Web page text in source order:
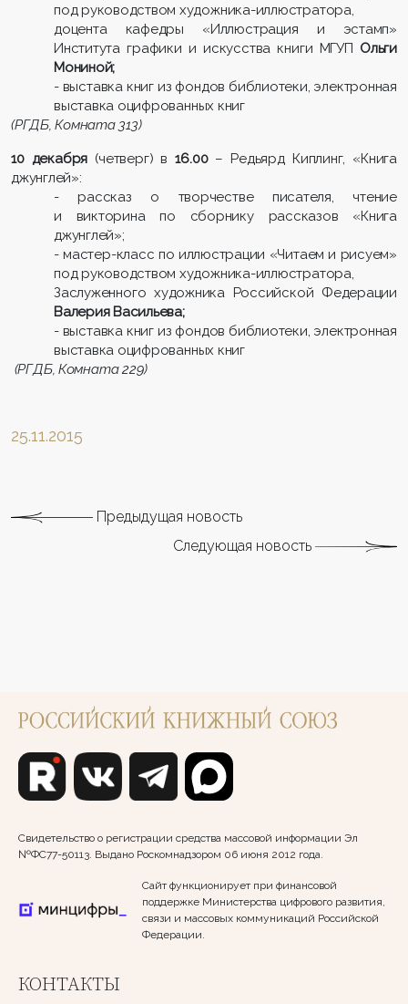
под руководством художника-иллюстратора,
доцента кафедры «Иллюстрация и эстамп»
Института графики и искусства книги МГУП Ольги
Мониной;
- выставка книг из фондов библиотеки, электронная
выставка оцифрованных книг
(РГДБ, Комната 313)
10 декабря (четверг) в16.00– Редьярд Киплинг, «Книга
джунглей»:
- рассказ о творчестве писателя, чтение
и викторина по сборнику рассказов «Книга
джунглей»;
- мастер-класс по иллюстрации «Читаем и рисуем»
под руководством художника-иллюстратора,
Заслуженного художника Российской Федерации
Валерия Васильева;
- выставка книг из фондов библиотеки, электронная
выставка оцифрованных книг
(РГДБ, Комната 229)
25.11.2015
Предыдущая новость
Следующая новость
Свидетельство о регистрации средства массовой информации Эл
№ФС77-50113. Выдано Роскомнадзором 06 июня 2012 года.
Сайт функционирует при финансовой
поддержке Министерства цифрового развития,
связи и массовых коммуникаций Российской
Федерации.
КОНТАКТЫ